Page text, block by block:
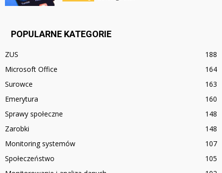
POPULARNE KATEGORIE
ZUS
188
Microsoft Office
164
Surowce
163
Emerytura
160
Sprawy społeczne
148
Zarobki
148
Monitoring systemów
107
Społeczeństwo
105